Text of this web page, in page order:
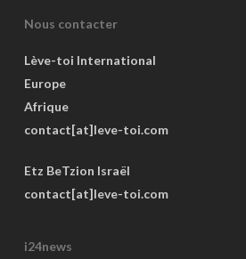
Nous contacter
Lève-toi International
Europe
Afrique
contact[at]leve-toi.com
Etz BeTzion Israël
contact[at]leve-toi.com
i24news